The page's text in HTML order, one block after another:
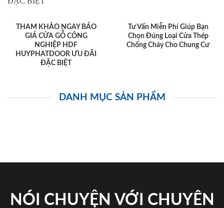
THAM KHẢO NGAY BÁO
GIÁ CỬA GỖ CÔNG
NGHIỆP HDF
HUYPHATDOOR ƯU ĐÃI
ĐẶC BIỆT
Tư Vấn Miễn Phí Giúp Bạn
Chọn Đúng Loại Cửa Thép
Chống Cháy Cho Chung Cư
DANH MỤC SẢN PHẨM
NÓI CHUYỆN VỚI CHUYÊN